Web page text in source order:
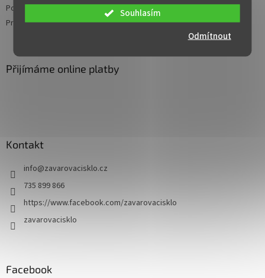
Odmítnout
Souhlasím
Použití umělé inteligence (AI)
Prohlášení o přístupnosti
Přijímáme online platby
Kontakt
info@zavarovacisklo.cz
735 899 866
https://www.facebook.com/zavarovacisklo
zavarovacisklo
Facebook